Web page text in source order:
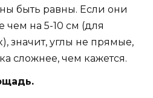
быть равны. Если они
чем на 5-10 см (для
значит, углы не прямые,
сложнее, чем кажется.